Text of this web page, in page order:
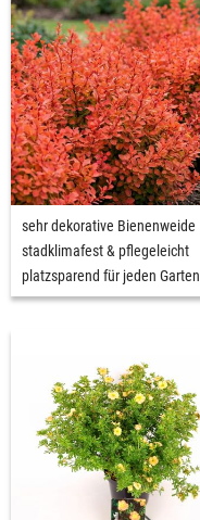
sehr dekorative Bienenweide
stadklimafest & pflegeleicht
platzsparend für jeden Garten